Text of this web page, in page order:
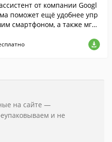
от компании Googl
поможет ещё удобнее упр
смартфоном, а также мгно
на сайте —
и не